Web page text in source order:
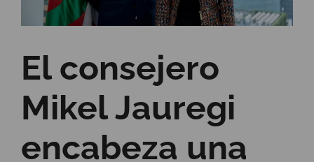
El consejero
Mikel Jauregi
encabeza una